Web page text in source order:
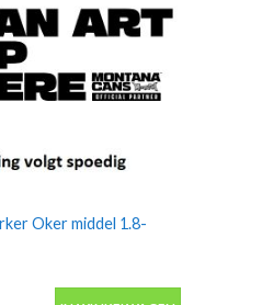
Oker middel 1.8-